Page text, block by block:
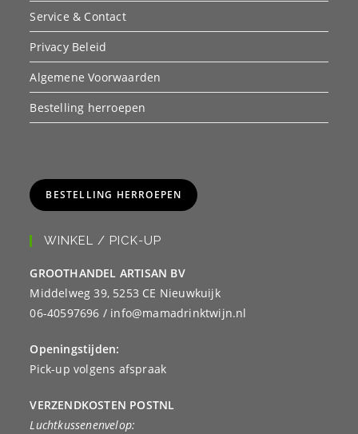
Service & Contact
Privacy Beleid
Algemene Voorwaarden
Bestelling herroepen
BESTELLING HERROEPEN
WINKEL / PICK-UP
GROOTHANDEL ARTISAN BV
Middelweg 39, 5253 CE Nieuwkuijk
06-40597696 / info@mamadrinktwijn.nl
Openingstijden:
Pick-up volgens afspraak
VERZENDKOSTEN POSTNL
Luchtkussenenvelop: